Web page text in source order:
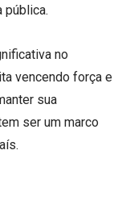
pública.
no
vencendo força e
sua
ser um marco